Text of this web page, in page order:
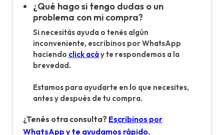
¿Qué hago si tengo dudas o un
problema con mi compra?
Si necesitás ayuda o tenés algún
inconveniente, escribinos por WhatsApp
haciendo click acá y te respondemos a la
brevedad.
Estamos para ayudarte en lo que necesites,
antes y después de tu compra.
¿Tenés otra consulta? Escribinos por
WhatsApp y te ayudamos rápido.